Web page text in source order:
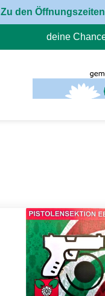
Zu den
deine